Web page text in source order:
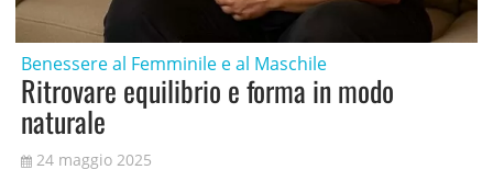
Benessere al Femminile e al Maschile
Ritrovare equilibrio e forma in modo
naturale
24 maggio 2025